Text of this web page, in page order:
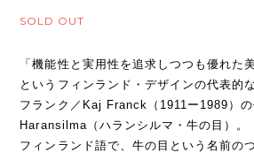
SOLD OUT
「機能性と実用性を追求しつつも優れた
というフィンランド・デザインの代表的
フランク／Kaj Franck（1911ー1989）の
Haransilma（ハランシルマ・牛の目）。
フィンランド語で、牛の目という名前の